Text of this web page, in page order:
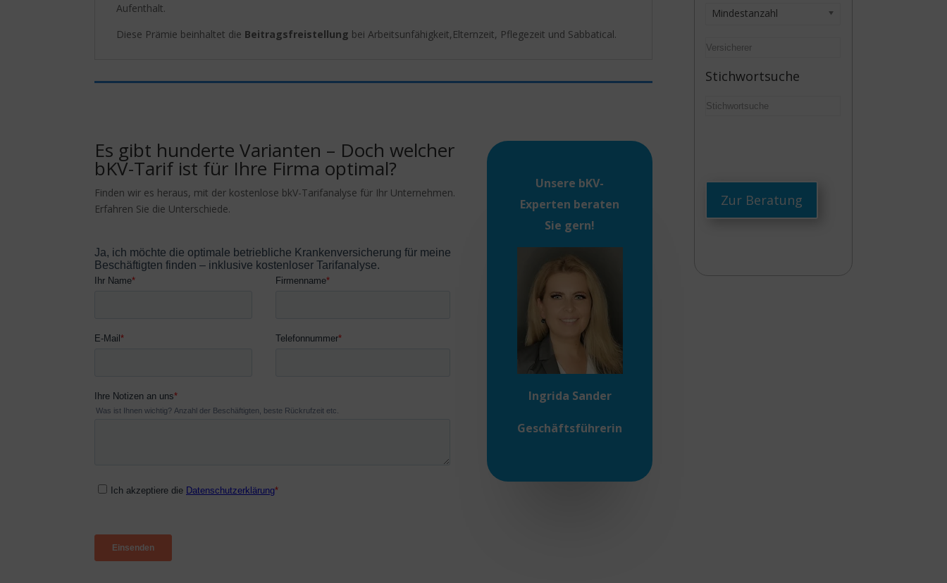
Aufenthalt.
Diese Prämie beinhaltet die Beitragsfreistellung bei Arbeitsunfähigkeit,Elternzeit, Pflegezeit und Sabbatical.
Es gibt hunderte Varianten – Doch welcher
bKV-Tarif ist für Ihre Firma optimal?
Finden wir es heraus, mit der kostenlose bkV-Tarifanalyse für Ihr Unternehmen.
Erfahren Sie die Unterschiede.
Unsere bKV-
Experten beraten
Sie gern!
Ingrida Sander
Geschäftsführerin
Mindestanzahl
Stichwortsuche
Zur Beratung